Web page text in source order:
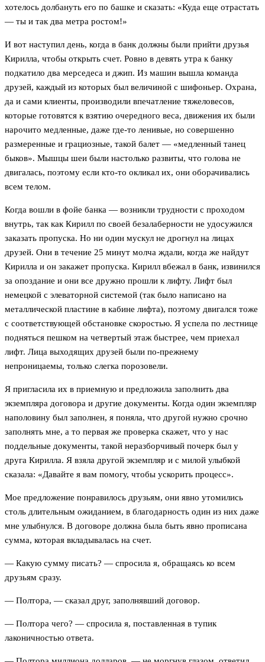
хотелось долбануть его по башке и сказать: «Куда еще отрастать
— ты и так два метра ростом!»
И вот наступил день, когда в банк должны были прийти друзья
Кирилла, чтобы открыть счет. Ровно в девять утра к банку
подкатило два мерседеса и джип. Из машин вышла команда
друзей, каждый из которых был величиной с шифоньер. Охрана,
да и сами клиенты, производили впечатление тяжеловесов,
которые готовятся к взятию очередного веса, движения их были
нарочито медленные, даже где-то ленивые, но совершенно
размеренные и грациозные, такой балет — «медленный танец
быков». Мышцы шеи были настолько развиты, что голова не
двигалась, поэтому если кто-то окликал их, они оборачивались
всем телом.
Когда вошли в фойе банка — возникли трудности с проходом
внутрь, так как Кирилл по своей безалаберности не удосужился
заказать пропуска. Но ни один мускул не дрогнул на лицах
друзей. Они в течение 25 минут молча ждали, когда же найдут
Кирилла и он закажет пропуска. Кирилл вбежал в банк, извинился
за опоздание и они все дружно прошли к лифту. Лифт был
немецкой с элеваторной системой (так было написано на
металлической пластине в кабине лифта), поэтому двигался тоже
с соответствующей обстановке скоростью. Я успела по лестнице
подняться пешком на четвертый этаж быстрее, чем приехал
лифт. Лица выходящих друзей были по-прежнему
непроницаемы, только слегка порозовели.
Я пригласила их в приемную и предложила заполнить два
экземпляра договора и другие документы. Когда один экземпляр
наполовину был заполнен, я поняла, что другой нужно срочно
заполнять мне, а то первая же проверка скажет, что у нас
поддельные документы, такой неразборчивый почерк был у
друга Кирилла. Я взяла другой экземпляр и с милой улыбкой
сказала: «Давайте я вам помогу, чтобы ускорить процесс».
Мое предложение понравилось друзьям, они явно утомились
столь длительным ожиданием, в благодарность один из них даже
мне улыбнулся. В договоре должна была быть явно прописана
сумма, которая вкладывалась на счет.
— Какую сумму писать? — спросила я, обращаясь ко всем
друзьям сразу.
— Полтора, — сказал друг, заполнявший договор.
— Полтора чего? — спросила я, поставленная в тупик
лаконичностью ответа.